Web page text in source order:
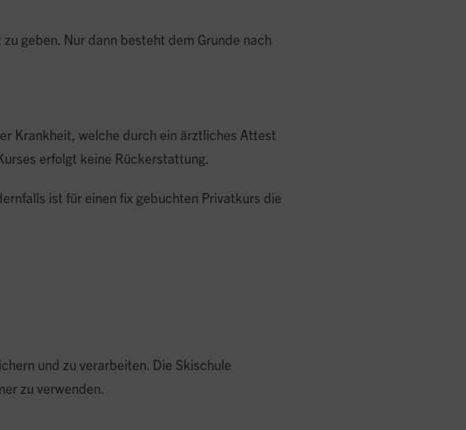
geben. Nur dann besteht dem Grunde nach
Krankheit, welche durch ein ärztliches Attest
erfolgt keine Rückerstattung.
ist für einen fix gebuchten Privatkurs die
und zu verarbeiten. Die Skischule
zu verwenden.